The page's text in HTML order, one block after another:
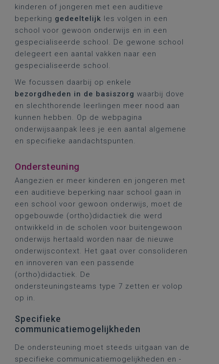
kinderen of jongeren met een auditieve
beperking gedeeltelijk les volgen in een
school voor gewoon onderwijs en in een
gespecialiseerde school. De gewone school
delegeert een aantal vakken naar een
gespecialiseerde school.
We focussen daarbij op enkele
bezorgdheden in de basiszorg waarbij dove
en slechthorende leerlingen meer nood aan
kunnen hebben. Op de webpagina
onderwijsaanpak lees je een aantal algemene
en specifieke aandachtspunten.
Ondersteuning
Aangezien er meer kinderen en jongeren met
een auditieve beperking naar school gaan in
een school voor gewoon onderwijs, moet de
opgebouwde (ortho)didactiek die werd
ontwikkeld in de scholen voor buitengewoon
onderwijs hertaald worden naar de nieuwe
onderwijscontext. Het gaat over consolideren
en innoveren van een passende
(ortho)didactiek. De
ondersteuningsteams type 7 zetten er volop
op in.
Specifieke
communicatiemogelijkheden
De ondersteuning moet steeds uitgaan van de
specifieke communicatiemogelijkheden en -